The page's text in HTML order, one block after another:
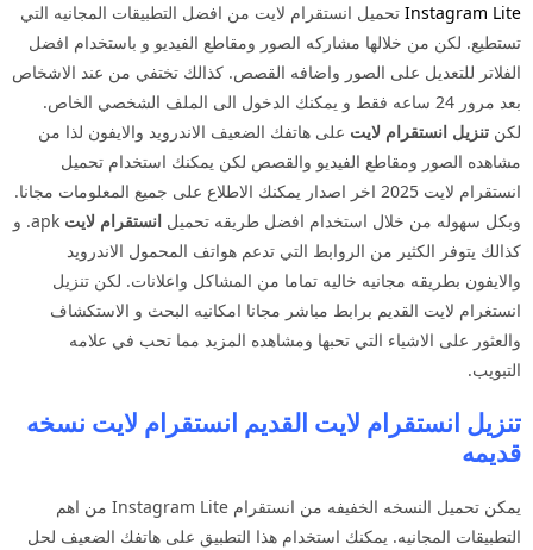
Instagram Lite تحميل انستقرام لايت من افضل التطبيقات المجانيه التي
تستطيع. لكن من خلالها مشاركه الصور ومقاطع الفيديو و باستخدام افضل
الفلاتر للتعديل على الصور واضافه القصص. كذالك تختفي من عند الاشخاص
بعد مرور 24 ساعه فقط و يمكنك الدخول الى الملف الشخصي الخاص.
لكن تنزيل انستقرام لايت على هاتفك الضعيف الاندرويد والايفون لذا من
مشاهده الصور ومقاطع الفيديو والقصص لكن يمكنك استخدام تحميل
انستقرام لايت 2025 اخر اصدار يمكنك الاطلاع على جميع المعلومات مجانا.
وبكل سهوله من خلال استخدام افضل طريقه تحميل انستقرام لايت
apk. و
كذالك يتوفر الكثير من الروابط التي تدعم هواتف المحمول الاندرويد
والايفون بطريقه مجانيه خاليه تماما من المشاكل واعلانات. لكن تنزيل
انستغرام لايت القديم برابط مباشر مجانا امكانيه البحث و الاستكشاف
والعثور على الاشياء التي تحبها ومشاهده المزيد مما تحب في علامه
التبويب.
تنزيل انستقرام لايت القديم انستقرام لايت نسخه
قديمه
يمكن تحميل النسخه الخفيفه من انستقرام Instagram Lite من اهم
التطبيقات المجانيه. يمكنك استخدام هذا التطبيق على هاتفك الضعيف لحل